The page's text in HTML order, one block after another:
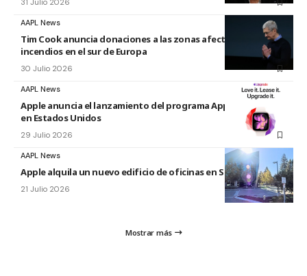
31 Julio 2026
AAPL News
Tim Cook anuncia donaciones a las zonas afectadas por los
incendios en el sur de Europa
30 Julio 2026
AAPL News
Apple anuncia el lanzamiento del programa Apple Upgrade
en Estados Unidos
29 Julio 2026
AAPL News
Apple alquila un nuevo edificio de oficinas en Sunnyvale
21 Julio 2026
Mostrar más